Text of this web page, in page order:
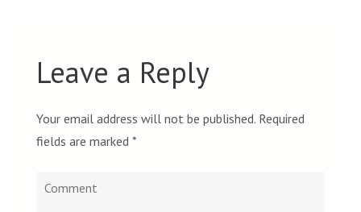
Leave a Reply
Your email address will not be published. Required
fields are marked *
Comment